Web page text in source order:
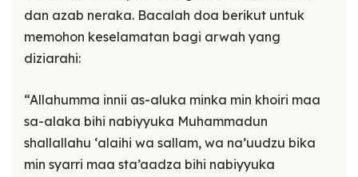
dan azab neraka. Bacalah doa berikut untuk
memohon keselamatan bagi arwah yang
diziarahi:
“Allahumma innii as-aluka minka min khoiri maa
sa-alaka bihi nabiyyuka Muhammadun
shallallahu ‘alaihi wa sallam, wa na’uudzu bika
min syarri maa sta’aadza bihi nabiyyuka